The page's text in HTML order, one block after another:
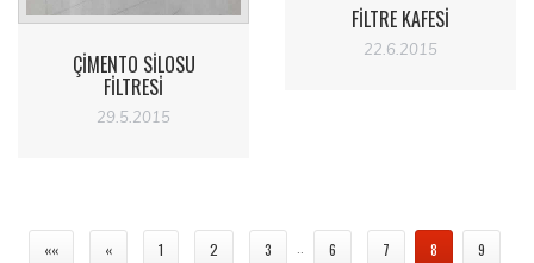
FILTRE KAFESI
22.6.2015
ÇIMENTO SILOSU
FILTRESI
29.5.2015
«« « 1 2 3 .. 6 7 8
9